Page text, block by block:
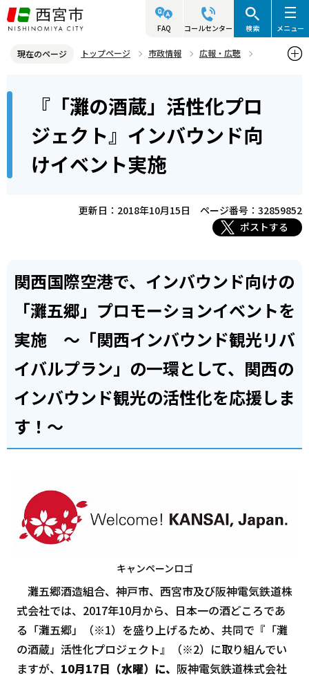
こ
の
ジ
す
FAQ コールセンター 検索 メニュー
現在のページ トップページ 市政情報
広報・広聴
『「灘の酒蔵」活性化プロジェクト』インバウンド向けイベント実施
ら
『「灘の酒蔵」活性化プロ
ジェクト』インバウンド向
けイベント実施
更新日：2018年10月15日
ページ番号：32859852
ポストする
関西国際空港で、インバウンド向けの
「灘五郷」プロモーションイベントを
実施 ～「関西インバウンド観光リバ
イバルプラン」の一環として、関西の
インバウンド観光の活性化を応援しま
す！～
キャンペーンロゴ
灘五郷酒造組合、神戸市、西宮市及び阪神電気鉄道株
式会社では、2017年10月から、日本一の酒どころであ
る「灘五郷」（※1）を盛り上げるため、共同で『「灘
の酒蔵」活性化プロジェクト』（※2）に取り組んでい
ますが、 10月17日（水曜）に、 阪神電気鉄道株式会社